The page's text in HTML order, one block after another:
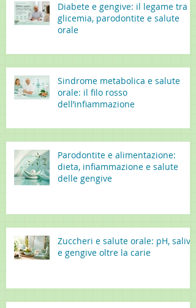
Diabete e gengive: il legame tra
glicemia, parodontite e salute
orale
Sindrome metabolica e salute
orale: il filo rosso
dell’infiammazione
Parodontite e alimentazione:
dieta, infiammazione e salute
delle gengive
Zuccheri e salute orale: pH, saliva
e gengive oltre la carie